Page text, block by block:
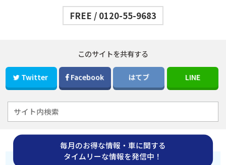
FREE / 0120-55-9683
このサイトを共有する
Twitter Facebook はてブ LINE
毎月のお得な情報・車に関する
タイムリーな情報を発信中！